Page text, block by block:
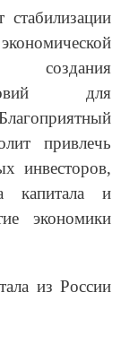
стабилизации
для
привлечь
инвесторов,
капитала и
экономики
из России